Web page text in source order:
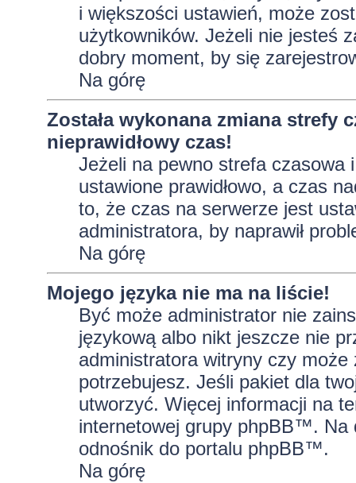
i większości ustawień, może
użytkowników. Jeżeli nie jesteś
dobry moment, by się
Na górę
Została wykonana zmiana strefy
nieprawidłowy czas!
Jeżeli na pewno strefa czasowa
ustawione prawidłowo, a czas
to, że czas na serwerze jest
administratora, by naprawił
Na górę
Mojego języka nie ma na liście!
Być może administrator nie
językową albo nikt jeszcze nie
administratora witryny czy
potrzebujesz. Jeśli pakiet dla
utworzyć. Więcej informacji na
internetowej grupy phpBB™. Na
odnośnik do portalu phpBB™.
Na górę